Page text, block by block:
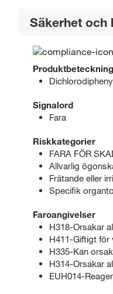
Säkerhet och
Produktbeteckning
Signalord
Fara
Riskkategorier
FARA FÖR
Allvarlig
Frätande eller
Specifik
Faroangivelser
H318-Orsakar
H411-Giftigt för
H335-Kan
H314-Orsakar
EUH014-